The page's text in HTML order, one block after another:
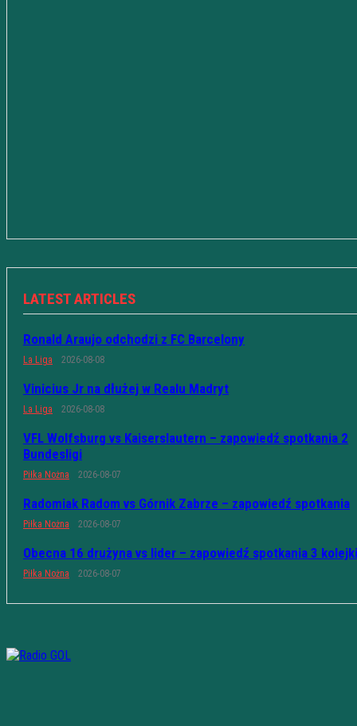
LATEST ARTICLES
Ronald Araujo odchodzi z FC Barcelony
La Liga 2026-08-08
Vinicius Jr na dłużej w Realu Madryt
La Liga 2026-08-08
VFL Wolfsburg vs Kaiserslautern – zapowiedź spotkania 2
Bundesligi
Piłka Nożna 2026-08-07
Radomiak Radom vs Górnik Zabrze – zapowiedź spotkania
Piłka Nożna 2026-08-07
Obecna 16 drużyna vs lider – zapowiedź spotkania 3 kolejki
Piłka Nożna 2026-08-07